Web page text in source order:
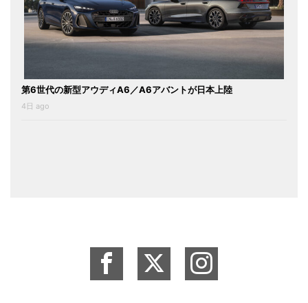
第6世代の新型アウディA6／A6アバントが日本上陸
4日 ago